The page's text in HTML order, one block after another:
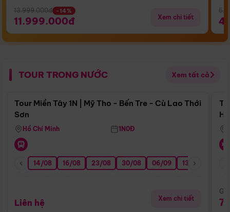
13.999.000đ -14%
11.999.000đ Xem chi tiết
TOUR TRONG NƯỚC Xem tất cả
Điểm nổi bật
Tour Miền Tây 1N | Mỹ Tho - Bến Tre - Cù Lao Thới
Sơn
Hồ Chí Minh 1N0Đ
14/08 16/08 23/08 30/08 06/09 13/09
Liên hệ Xem chi tiết